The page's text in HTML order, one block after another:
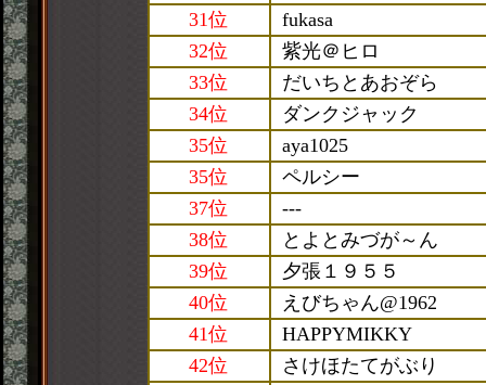
31位
fukasa
32位
紫光＠ヒロ
33位
だいちとあおぞら
34位
ダンクジャック
35位
aya1025
35位
ペルシー
37位
---
38位
とよとみづが～ん
39位
夕張１９５５
40位
えびちゃん@1962
41位
HAPPYMIKKY
42位
さけほたてがぶり